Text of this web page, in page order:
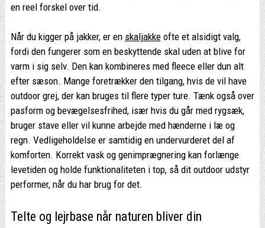
en reel forskel over tid.
Når du kigger på jakker, er en skaljakkeofte et alsidigt valg,
fordi den fungerer som en beskyttende skal uden at blive for
varm i sig selv. Den kan kombineres med fleece eller dun alt
efter sæson. Mange foretrækker den tilgang, hvis de vil have
outdoor grej, der kan bruges til flere typer ture. Tænk også over
pasform og bevægelsesfrihed, især hvis du går med rygsæk,
bruger stave eller vil kunne arbejde med hænderne i læ og
regn. Vedligeholdelse er samtidig en undervurderet del af
komforten. Korrekt vask og genimprægnering kan forlænge
levetiden og holde funktionaliteten i top, så dit outdoor udstyr
performer, når du har brug for det.
Telte og lejrbase når naturen bliver din